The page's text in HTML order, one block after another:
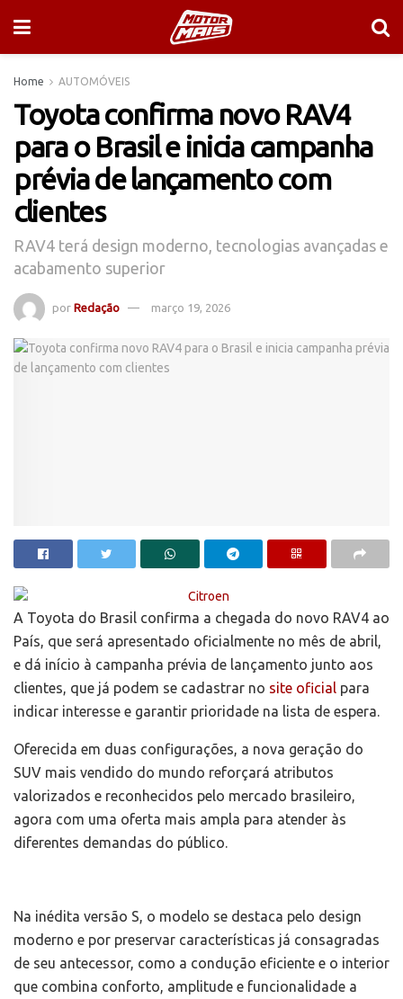
Home AUTOMÓVEIS
Toyota confirma novo RAV4
para o Brasil e inicia campanha
prévia de lançamento com
clientes
RAV4 terá design moderno, tecnologias avançadas e
acabamento superior
por Redação março 19, 2026
A Toyota do Brasil confirma a chegada do novo RAV4 ao
País, que será apresentado oficialmente no mês de abril,
e dá início à campanha prévia de lançamento junto aos
clientes, que já podem se cadastrar no site oficial para
indicar interesse e garantir prioridade na lista de espera.
Oferecida em duas configurações, a nova geração do
SUV mais vendido do mundo reforçará atributos
valorizados e reconhecidos pelo mercado brasileiro,
agora com uma oferta mais ampla para atender às
diferentes demandas do público.
Na inédita versão S, o modelo se destaca pelo design
moderno e por preservar características já consagradas
de seu antecessor, como a condução eficiente e o interior
que combina conforto, amplitude e funcionalidade a